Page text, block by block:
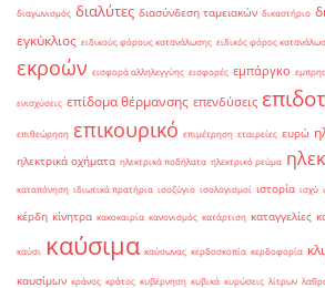
διαγωνισμός διαλύτες διασύνδεση ταμειακών δικαστήριο
εγκύκλιος ειδικούς φόρους κατανάλωσης ειδικός φόρος
εκροών εισφορά αλληλεγγύης εισφορές εμπάργκο
ενισχύσεις επίδομα θέρμανσης επενδύσεις
επιθεώρηση επικουρικό επιμέτρηση εταιρείες ευρώ
ηλεκτρικά οχήματα ηλεκτρικά ποδήλατα ηλεκτρικό ρεύμα
καταπόνηση ιδιωτικά πρατήρια ισοζύγιο ισολογισμοί ιστορία ισχύ
κέρδη κίνητρα κακοκαιρία κανονισμός κατάρτιση καταγγελίες
καύσι καύσιμα καύσωνας κερδοσκοπία κερδοφορία
καυσίμων κράνος κράτος κυβέρνηση κυβικά κυρώσεις λίτρων